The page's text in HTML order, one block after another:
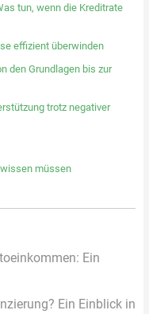
tun, wenn die Kreditrate
effizient überwinden
den Grundlagen bis zur
trotz negativer
müssen
Ein
Ein Einblick in